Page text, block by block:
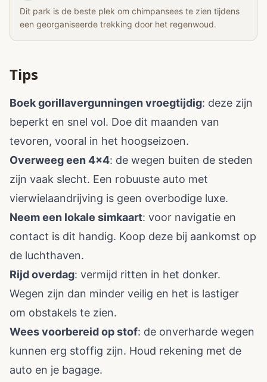
Dit park is de beste plek om chimpansees te zien tijdens
een georganiseerde trekking door het regenwoud.
Tips
Boek gorillavergunningen vroegtijdig: deze zijn
beperkt en snel vol. Doe dit maanden van
tevoren, vooral in het hoogseizoen.
Overweeg een 4x4: de wegen buiten de steden
zijn vaak slecht. Een robuuste auto met
vierwielaandrijving is geen overbodige luxe.
Neem een lokale simkaart: voor navigatie en
contact is dit handig. Koop deze bij aankomst op
de luchthaven.
Rijd overdag: vermijd ritten in het donker.
Wegen zijn dan minder veilig en het is lastiger
om obstakels te zien.
Wees voorbereid op stof: de onverharde wegen
kunnen erg stoffig zijn. Houd rekening met de
auto en je bagage.